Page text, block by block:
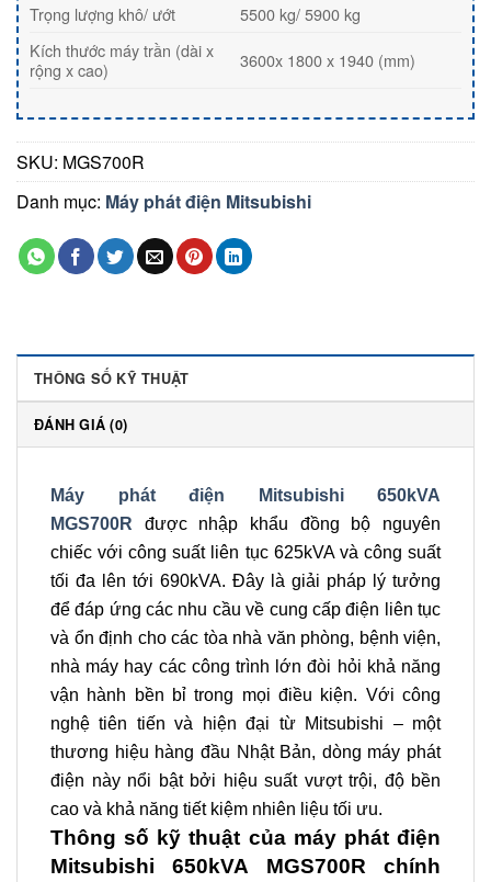
Trọng lượng khô/ ướt
5500 kg/ 5900 kg
Kích thước máy trần (dài x
rộng x cao)
3600x 1800 x 1940 (mm)
SKU: MGS700R
Danh mục: Máy phát điện Mitsubishi
THÔNG SỐ KỸ THUẬT
ĐÁNH GIÁ (0)
Máy phát điện Mitsubishi 650kVA
MGS700R được nhập khẩu đồng bộ nguyên
chiếc với công suất liên tục 625kVA và công suất
tối đa lên tới 690kVA. Đây là giải pháp lý tưởng
để đáp ứng các nhu cầu về cung cấp điện liên tục
và ổn định cho các tòa nhà văn phòng, bệnh viện,
nhà máy hay các công trình lớn đòi hỏi khả năng
vận hành bền bỉ trong mọi điều kiện. Với công
nghệ tiên tiến và hiện đại từ Mitsubishi – một
thương hiệu hàng đầu Nhật Bản, dòng máy phát
điện này nổi bật bởi hiệu suất vượt trội, độ bền
cao và khả năng tiết kiệm nhiên liệu tối ưu.
Thông số kỹ thuật của máy phát điện
Mitsubishi 650kVA MGS700R chính